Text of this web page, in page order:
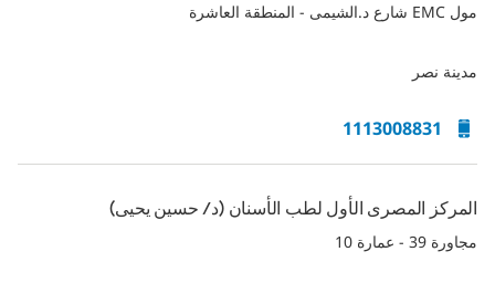
مول EMC شارع د.الشيمى - المنطقة العاشرة
مدينة نصر
1113008831
المركز المصرى الأول لطب الأسنان (د/ حسين يحيى)
مجاورة 39 - عمارة 10